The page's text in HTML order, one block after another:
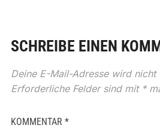
SCHREIBE EINEN
Deine E-Mail-Adresse wird
Erforderliche Felder sind mit *
KOMMENTAR *